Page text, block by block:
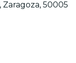
Zaragoza, 50005